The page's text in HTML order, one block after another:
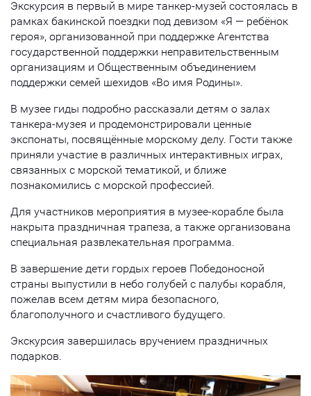
Экскурсия в первый в мире танкер-музей состоялась в
рамках бакинской поездки под девизом «Я — ребёнок
героя», организованной при поддержке Агентства
государственной поддержки неправительственным
организациям и Общественным объединением
поддержки семей шехидов «Во имя Родины».
В музее гиды подробно рассказали детям о залах
танкера-музея и продемонстрировали ценные
экспонаты, посвящённые морскому делу. Гости также
приняли участие в различных интерактивных играх,
связанных с морской тематикой, и ближе
познакомились с морской профессией.
Для участников мероприятия в музее-корабле была
накрыта праздничная трапеза, а также организована
специальная развлекательная программа.
В завершение дети гордых героев Победоносной
страны выпустили в небо голубей с палубы корабля,
пожелав всем детям мира безопасного,
благополучного и счастливого будущего.
Экскурсия завершилась вручением праздничных
подарков.